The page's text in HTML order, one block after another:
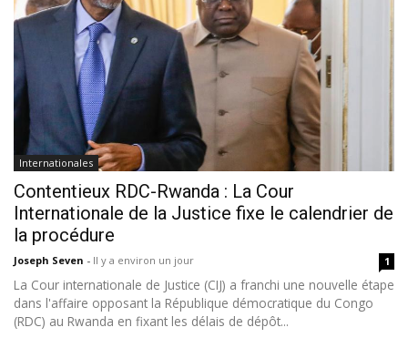
Internationales
Contentieux RDC-Rwanda : La Cour
Internationale de la Justice fixe le calendrier de
la procédure
Joseph Seven - Il y a environ un jour 1
La Cour internationale de Justice (CIJ) a franchi une nouvelle étape
dans l'affaire opposant la République démocratique du Congo
(RDC) au Rwanda en fixant les délais de dépôt...